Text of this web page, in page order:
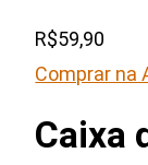
R$59,90
Comprar na
Caixa